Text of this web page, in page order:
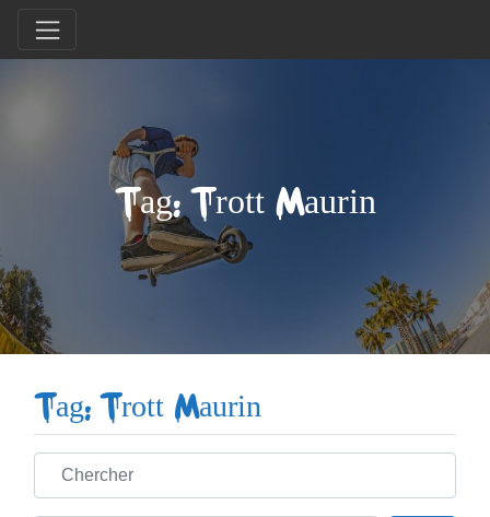
Tag: Trott Maurin
Tag: Trott Maurin
Chercher